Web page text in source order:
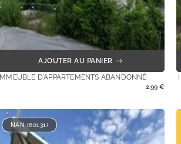
AJOUTER AU PANIER
IMMEUBLE D'APPARTEMENTS ABANDONNÉ
2,99€
NAN (60131)